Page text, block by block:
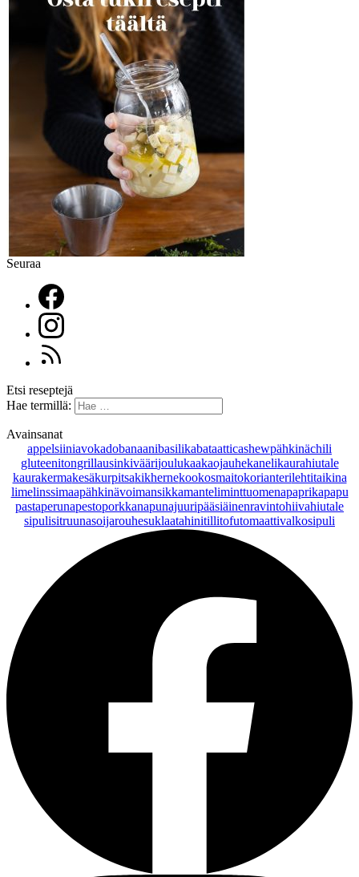
Seuraa
Etsi reseptejä
Hae termillä:
Avainsanat
appelsiiniavokadobanaanibasilikabataatticashewpähkinächili
gluteenitongrillausinkiväärijoulukaakaojauhekanelikaurahiutale
kaurakermakesäkurpitsakikhernekookosmaitokorianterilehtitaikina
limelinssimaapähkinävoimansikkamanteliminttuomenapaprikapapu
pastaperunapestoporkkanapunajuuripääsiäinenravintohiivahiutale
sipulisitruunasoijarouhesuklaatahinitillitofutomaattivalkosipuli